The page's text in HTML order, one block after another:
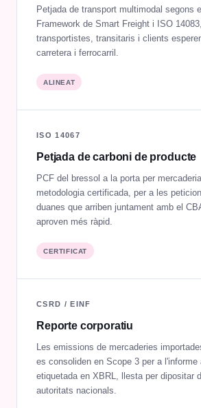
Petjada de transport multimodal segons
Framework de Smart Freight i ISO
transportistes, transitaris i clients
carretera i ferrocarril.
ALINEAT
ISO 14067
Petjada de carboni de producte
PCF del bressol a la porta per
metodologia certificada, per a les
duanes que arriben juntament amb el
aproven més ràpid.
CERTIFICAT
CSRD / EINF
Reporte corporatiu
Les emissions de mercaderies
es consoliden en Scope 3 per a l'informe
etiquetada en XBRL, llesta per dipositar
autoritats nacionals.